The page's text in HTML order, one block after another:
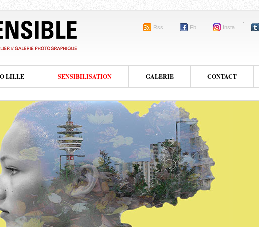
Rss Fb Insta
LILLE SENSIBILISATION GALERIE CONTACT